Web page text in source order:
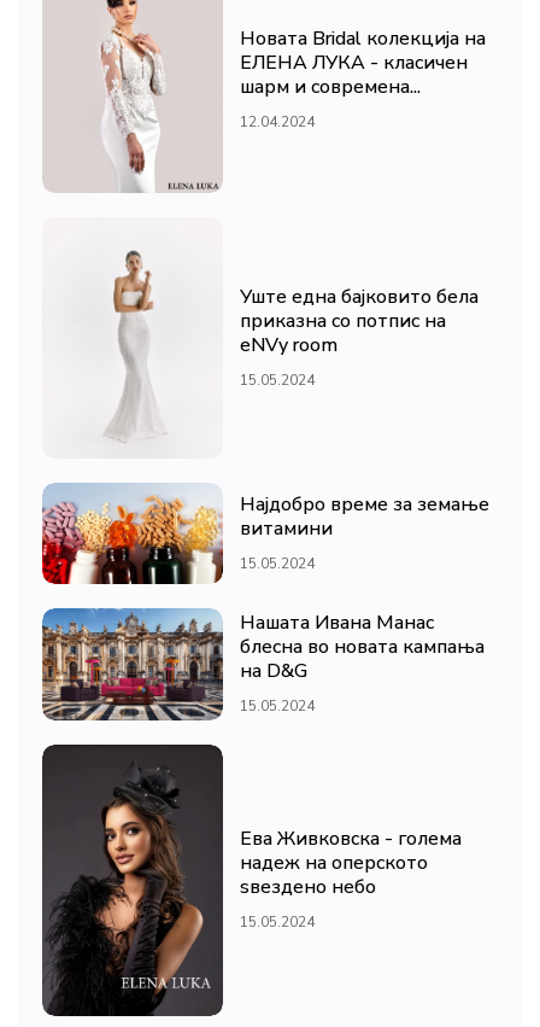
Новата Bridal колекција на
ЕЛЕНА ЛУКА - класичен
шарм и современа...
12.04.2024
Уште една бајковито бела
приказна со потпис на
eNVy room
15.05.2024
Најдобро време за земање
витамини
15.05.2024
Нашата Ивана Манас
блесна во новата кампања
на D&G
15.05.2024
Ева Живковска - голема
надеж на оперското
ѕвездено небо
15.05.2024